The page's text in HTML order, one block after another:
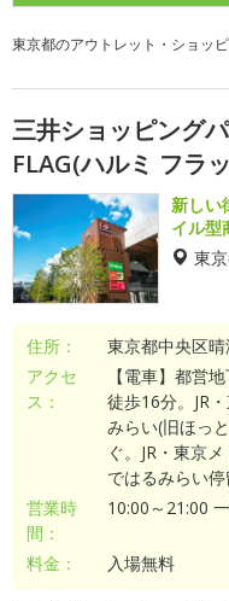
東京都のアウトレット・ショッ
三井ショッピング
FLAG(ハルミ フラ
新しい
イル型
東
住所：
東京都中央区
アクセ
ス：
【電車】都営
徒歩16分。JR
みらい(旧ほっ
ぐ。JR・東京
ではるみらい
営業時
間：
10:00～21:00
料金： 入場無料